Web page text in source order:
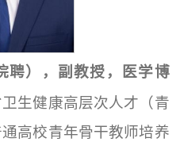
聘），副教授，医学博
生健康高层次人才（青
高校青年骨干教师培养